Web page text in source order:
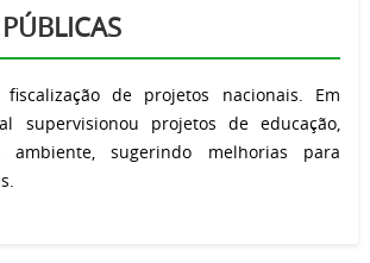
fiscalização de projetos nacionais. Em
supervisionou projetos de educação,
sugerindo melhorias para